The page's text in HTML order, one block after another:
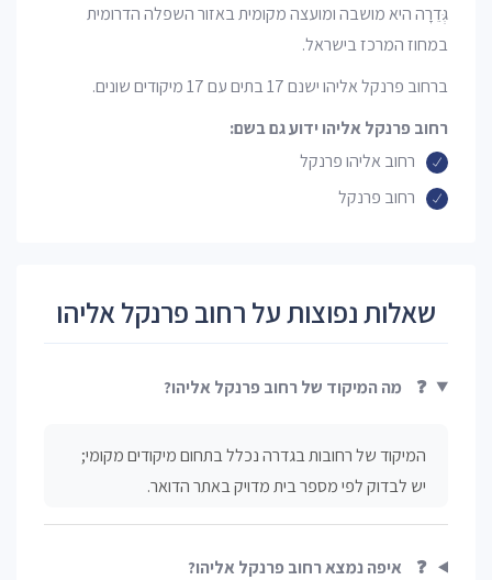
גְּדֵרָה היא מושבה ומועצה מקומית באזור השפלה הדרומית
במחוז המרכז בישראל.
ברחוב פרנקל אליהו ישנם 17 בתים עם 17 מיקודים שונים.
רחוב פרנקל אליהו ידוע גם בשם:
רחוב אליהו פרנקל
רחוב פרנקל
שאלות נפוצות על רחוב פרנקל אליהו
❓ מה המיקוד של רחוב פרנקל אליהו?
המיקוד של רחובות בגדרה נכלל בתחום מיקודים מקומי;
יש לבדוק לפי מספר בית מדויק באתר הדואר.
❓ איפה נמצא רחוב פרנקל אליהו?